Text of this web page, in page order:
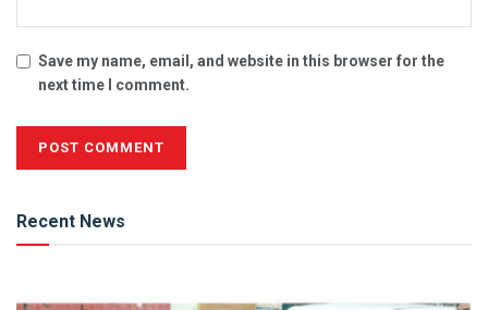
Save my name, email, and website in this browser for the
next time I comment.
Recent News